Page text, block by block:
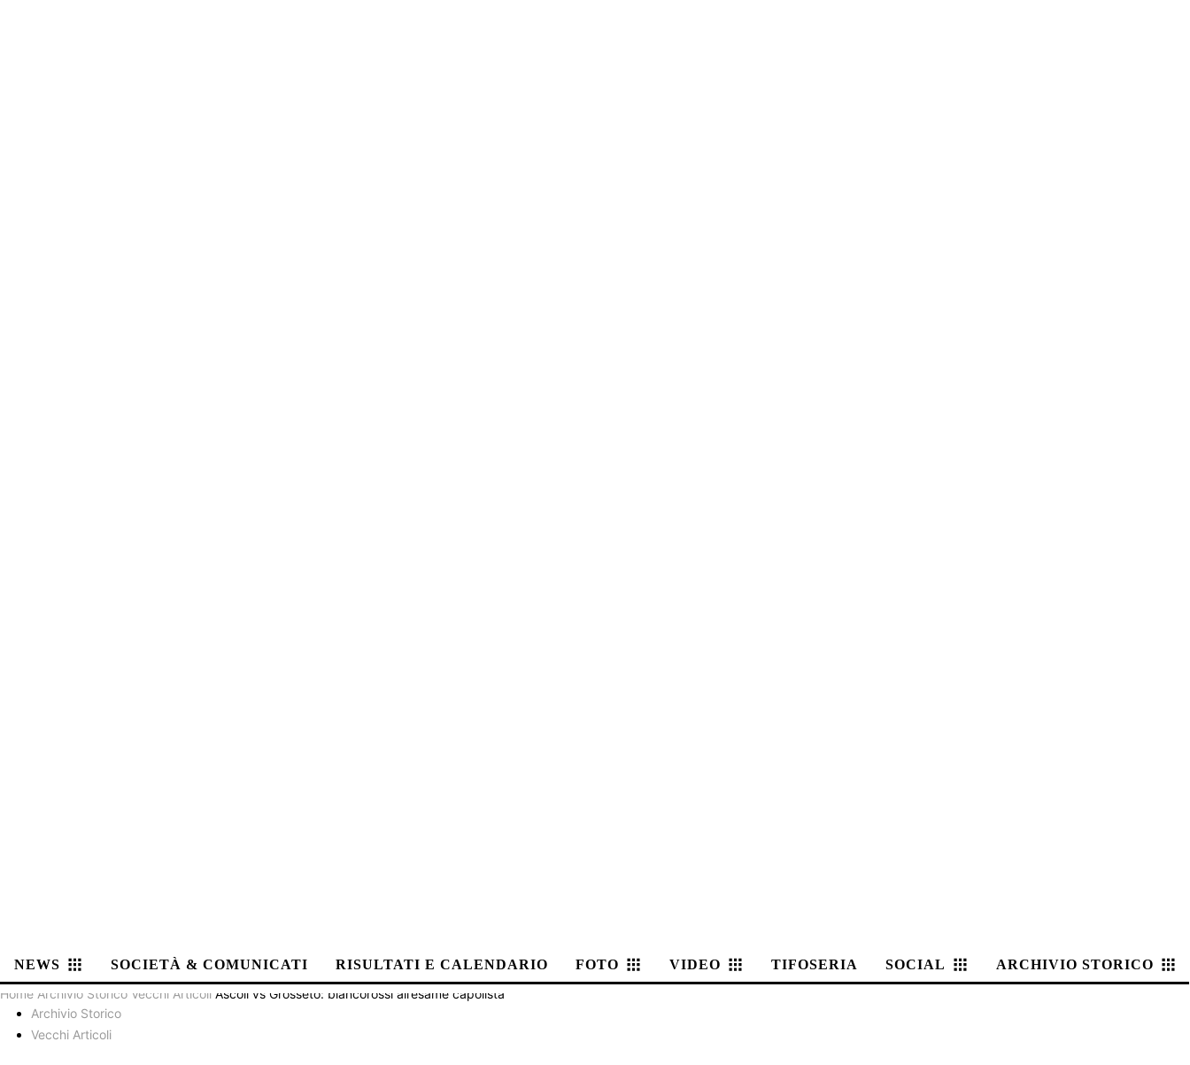
NEWS SOCIETÀ & COMUNICATI RISULTATI E CALENDARIO FOTO VIDEO TIFOSERIA SOCIAL
ARCHIVIO STORICO
Home Archivio Storico Vecchi Articoli Ascoli vs Grosseto: biancorossi all’esame capolista
Archivio Storico
Vecchi Articoli